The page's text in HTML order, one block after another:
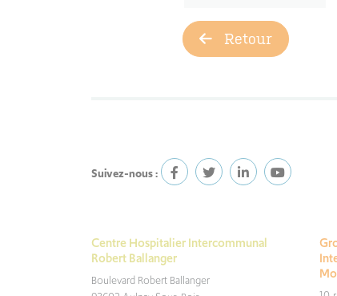
Retour
Suivez-nous :
Centre Hospitalier Intercommunal
Robert Ballanger
Boulevard Robert Ballanger